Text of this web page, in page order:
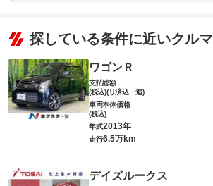
探している条件に近いクルマ
ワゴンＲ
支払総額
(税込)(リ済込・追)
車両本体価格
(税込)
年式2013年
走行6.5万km
デイズルークス